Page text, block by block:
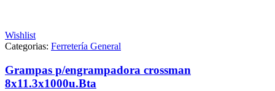
Wishlist
Categorias: Ferretería General
Grampas p/engrampadora crossman
8x11.3x1000u.Bta